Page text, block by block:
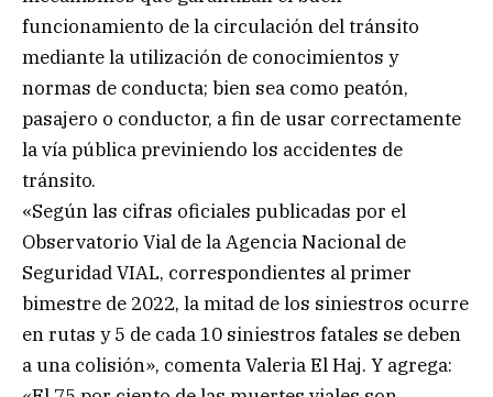
funcionamiento de la circulación del tránsito
mediante la utilización de conocimientos y
normas de conducta; bien sea como peatón,
pasajero o conductor, a fin de usar correctamente
la vía pública previniendo los accidentes de
tránsito.
«Según las cifras oficiales publicadas por el
Observatorio Vial de la Agencia Nacional de
Seguridad VIAL, correspondientes al primer
bimestre de 2022, la mitad de los siniestros ocurre
en rutas y 5 de cada 10 siniestros fatales se deben
a una colisión», comenta Valeria El Haj. Y agrega: